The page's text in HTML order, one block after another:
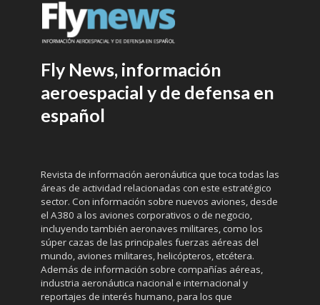
Fly News, información
aeroespacial y de defensa en
español
Revista de información aeronáutica que toca todas las
áreas de actividad relacionadas con este estratégico
sector. Con información sobre nuevos aviones, desde
el A380 a los aviones corporativos o de negocio,
incluyendo también aeronaves militares, como los
súper cazas de las principales fuerzas aéreas del
mundo, aviones militares, helicópteros, etcétera.
Además de información sobre compañías aéreas,
industria aeronáutica nacional e internacional y
reportajes de interés humano, para los que